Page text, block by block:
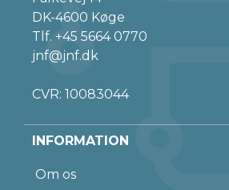
DK-4600 Køge
Tlf. +45 5664 0770
jnf@jnf.dk
CVR: 10083044
INFORMATION
Om os